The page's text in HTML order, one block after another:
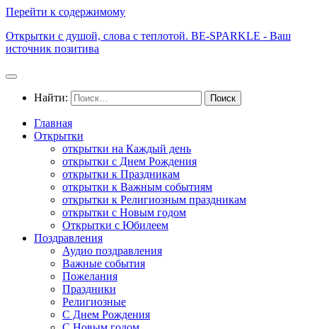
Перейти к содержимому
Открытки с душой, слова с теплотой. BE-SPARKLE - Ваш
источник позитива
Найти:
Главная
Открытки
открытки на Каждый день
открытки с Днем Рождения
открытки к Праздникам
открытки к Важным событиям
открытки к Религиозным праздникам
открытки с Новым годом
Открытки с Юбилеем
Поздравления
Аудио поздравления
Важные события
Пожелания
Праздники
Религиозные
С Днем Рождения